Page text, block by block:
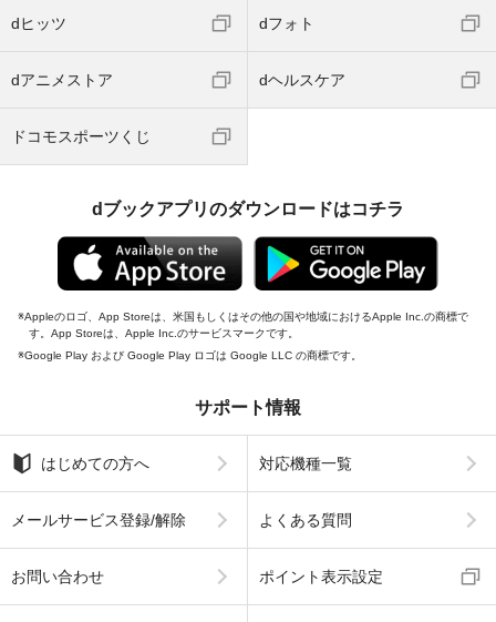
dヒッツ dフォト
dアニメストア dヘルスケア
ドコモスポーツくじ
dブックアプリのダウンロードはコチラ
Appleのロゴ、App Storeは、米国もしくはその他の国や地域におけるApple Inc.の商標で
す。App Storeは、Apple Inc.のサービスマークです。
Google Play および Google Play ロゴは Google LLC の商標です。
サポート情報
はじめての方へ 対応機種一覧
メールサービス登録/解除 よくある質問
お問い合わせ ポイント表示設定